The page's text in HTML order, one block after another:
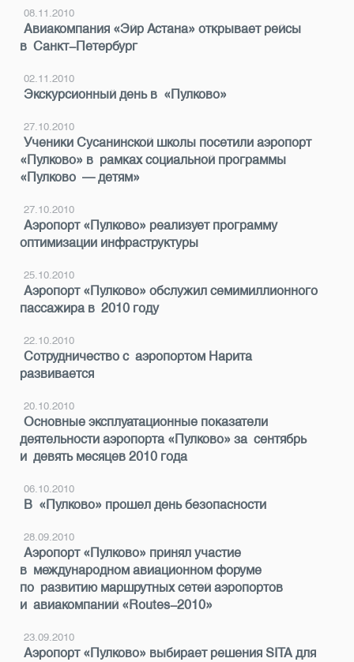
08.11.2010
Авиакомпания «Эйр Астана» открывает рейсы
в Санкт-Петербург
02.11.2010
Экскурсионный день в «Пулково»
27.10.2010
Ученики Сусанинской школы посетили аэропорт
«Пулково» в рамках социальной программы
«Пулково — детям»
27.10.2010
Аэропорт «Пулково» реализует программу
оптимизации инфраструктуры
25.10.2010
Аэропорт «Пулково» обслужил семимиллионного
пассажира в 2010 году
22.10.2010
Сотрудничество с аэропортом Нарита
развивается
20.10.2010
Основные эксплуатационные показатели
деятельности аэропорта «Пулково» за сентябрь
и девять месяцев 2010 года
06.10.2010
В «Пулково» прошел день безопасности
28.09.2010
Аэропорт «Пулково» принял участие
в международном авиационном форуме
по развитию маршрутных сетей аэропортов
и авиакомпаний «Routes-2010»
23.09.2010
Аэропорт «Пулково» выбирает решения SITA для